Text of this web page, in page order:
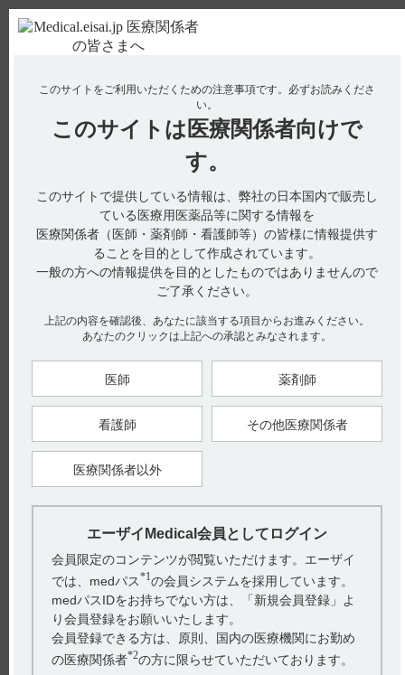
使用期限検索 Drug Information
No : 3311
【レンビマ・肝細胞癌】 局所療法後はいつから
レンビマ投与が可能ですか？
局所療法後のレンビマ開始のタイミングについて明確なエビデ
ンスを持ち合わせておりません。
ご参考として第III相臨床試験の情報を以下にご紹介します。
（引用1）
切除不能な肝細胞癌に対する国際共同第III相試験（304試験,
REFLECT）において、レンビマ投与群では478例中327例に肝
細胞癌に対する前治療が実施されていました。
何らかの抗癌治療（外科手術、経皮的エタノール注入療法、ラ
ジオ波焼灼療法、肝動脈[化学]塞栓療法、肝動注化学療法、生
物学的製剤による治療、免疫療法、ホルモン療法、放射線療法
を含む）を受けた患者は除外されていました。
【引用】
1）【肝細胞癌】適正にご使用いただくためのガイドブック
IV.Q&A Q10 p78（LEN1087ESG）
戻る
このサイトをご利用いただくための注意事項です。 必ずお読みくださ
い。
このサイトは 医療関係者向けで
す。
このサイトで提供している情報は、弊社の日本国内で販売し
ている医療用医薬品等に関する情報を
医療関係者（医師・薬剤師・看護師等）の皆様に情報提供す
ることを目的として作成されています。
一般の方への情報提供を目的としたものではありませんので
ご了承ください。
上記の内容を確認後、あなたに該当する項目からお進みください。
あなたのクリックは上記への承認とみなされます。
医師 薬剤師
看護師 その他医療関係者
医療関係者以外
エーザイMedical会員としてログイン
会員限定のコンテンツが閲覧いただけます。エーザイ
では、medパス*1の会員システムを採用しています。
medパスIDをお持ちでない方は、「新規会員登録」よ
り会員登録をお願いいたします。
会員登録できる方は、原則、国内の医療機関にお勤め
の医療関係者*2の方に限らせていただいております。